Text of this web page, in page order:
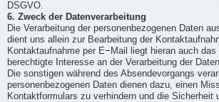
DSGVO.
6. Zweck der Datenverarbeitung
Die Verarbeitung der personenbezogenen Daten
dient uns allein zur Bearbeitung der
Kontaktaufnahme per E−Mail liegt hieran auch das
berechtigte Interesse an der Verarbeitung der
Die sonstigen während des Absendevorgangs
personenbezogenen Daten dienen dazu, einen
Kontaktformulars zu verhindern und die Sicherheit